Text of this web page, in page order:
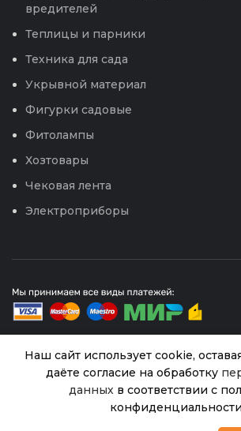
вредителей
Теплицы и парники
Техника для сада
Укрывной материал
Фигурки садовые
Фитолампы
Хозтовары
Чековая лента
Электроприборы
© 2026Интернет магазин Успех. ИП
Александрович
ИНН 420800180243 / ОГРНИП
Все права защищены.
Наш сайт использует cookie,
даёте согласие на обработку
данных в соответствии с
Горох Усатый нянь
(Аэлита) 25г
54.00 ₽